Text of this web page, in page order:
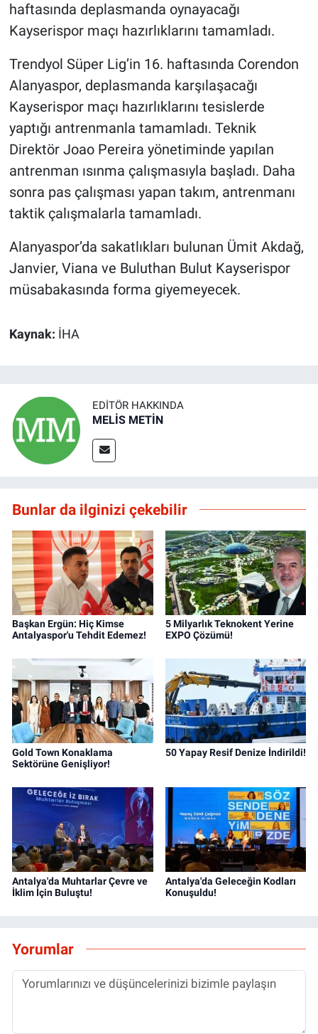
haftasında deplasmanda oynayacağı
Kayserispor maçı hazırlıklarını tamamladı.
Trendyol Süper Lig’in 16. haftasında Corendon
Alanyaspor, deplasmanda karşılaşacağı
Kayserispor maçı hazırlıklarını tesislerde
yaptığı antrenmanla tamamladı. Teknik
Direktör Joao Pereira yönetiminde yapılan
antrenman ısınma çalışmasıyla başladı. Daha
sonra pas çalışması yapan takım, antrenmanı
taktik çalışmalarla tamamladı.
Alanyaspor’da sakatlıkları bulunan Ümit Akdağ,
Janvier, Viana ve Buluthan Bulut Kayserispor
müsabakasında forma giyemeyecek.
Kaynak: İHA
EDITÖR HAKKINDA
MELİS METİN
Bunlar da ilginizi çekebilir
Başkan Ergün: Hiç Kimse
Antalyaspor'u Tehdit Edemez!
5 Milyarlık Teknokent Yerine
EXPO Çözümü!
Gold Town Konaklama
Sektörüne Genişliyor!
50 Yapay Resif Denize İndirildi!
Antalya'da Muhtarlar Çevre ve
İklim İçin Buluştu!
Antalya'da Geleceğin Kodları
Konuşuldu!
Yorumlar